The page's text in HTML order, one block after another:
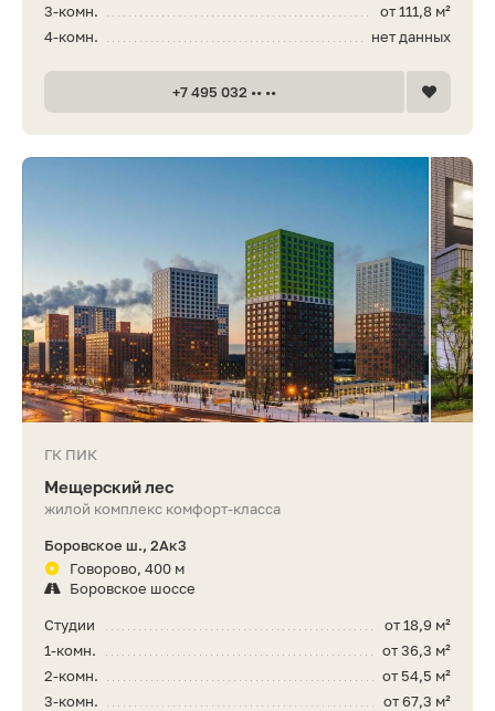
от 111,8 м²
3-комн.
нет данных
4-комн.
+7 495 032 •• ••
ГК ПИК
Мещерский лес
жилой комплекс комфорт-класса
Боровское ш., 2Ак3
Говорово, 400 м
Боровское шоссе
от 18,9 м²
Студии
от 36,3 м²
1-комн.
от 54,5 м²
2-комн.
от 67,3 м²
3-комн.